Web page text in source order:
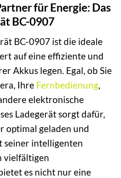
für Energie: Das
BC-0907
BC-0907 ist die ideale
auf eine effiziente und
Akkus legen. Egal, ob Sie
Ihre Fernbedienung,
elektronische
Ladegerät sorgt dafür,
optimal geladen und
seiner intelligenten
vielfältigen
es nicht nur eine